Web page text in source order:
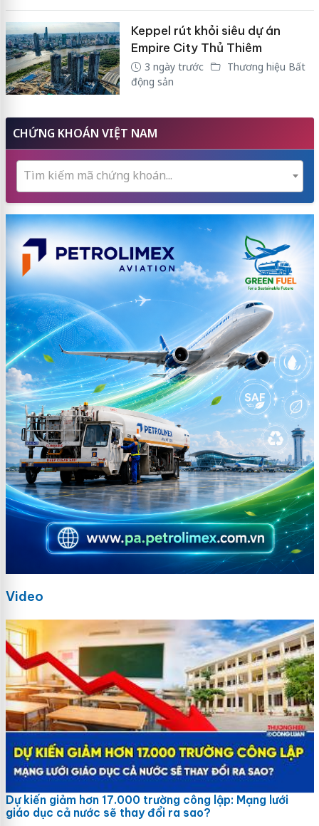
Keppel rút khỏi siêu dự án
Empire City Thủ Thiêm
3 ngày trước
Thương hiệu Bất
động sản
CHỨNG KHOÁN VIỆT NAM
Tìm kiếm mã chứng khoán...
Video
Dự kiến giảm hơn 17.000 trường công lập: Mạng lưới
giáo dục cả nước sẽ thay đổi ra sao?